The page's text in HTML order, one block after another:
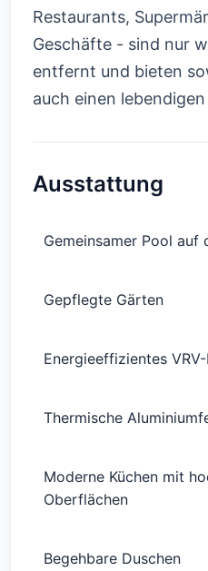
Restaurants,
Geschäfte - sind nur
entfernt und bieten
auch einen
Ausstattung
Gemeinsamer Pool auf
Gepflegte Gärten
Energieeffizientes
Thermische
Moderne Küchen mit
Oberflächen
Begehbare Duschen